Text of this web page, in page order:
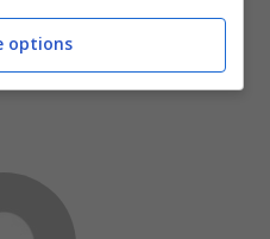
semplicissima!
options